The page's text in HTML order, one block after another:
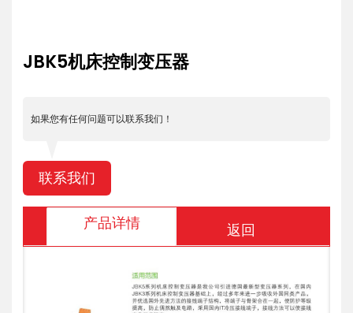
JBK5机床控制变压器
如果您有任何问题可以联系我们！
联系我们
产品详情 返回